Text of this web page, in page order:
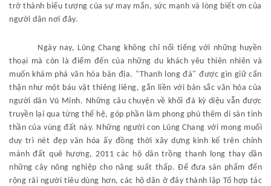
trở thành biểu tượng của sự may mắn, sức mạnh và lòng biết ơn của
người dân nơi đây.
Ngày nay, Lũng Chang không chỉ nổi tiếng với những huyền
thoại mà còn là điểm đến của những du khách yêu thiên nhiên và
muốn khám phá văn hóa bản địa. "Thanh long đá" được gìn giữ cẩn
thận như một báu vật thiêng liêng, gắn liền với bản sắc văn hóa của
người dân Vũ Minh. Những câu chuyện về khối đá kỳ diệu vẫn được
truyền lại qua từng thế hệ, góp phần làm phong phú thêm di sản tinh
thần của vùng đất này. Những người con Lũng Chang với mong muối
duy trì nét đẹp văn hóa ấy đồng thời xây dựng kinh kế trên chính
mảnh đất quê hương, 2011 các hộ dân trồng thanh long thay dần
những cây nông nghiệp cho năng suất thấp. Để đưa sản phẩm đến
rộng rãi người tiêu dùng hơn, các hộ dân ở đây thành lập Tổ hợp tác